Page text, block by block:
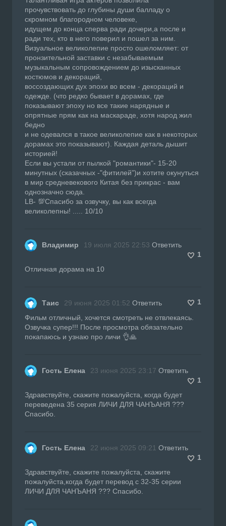
прочувствовать до глубины души балладу о
скромном благородном человеке,
идущем до конца сперва ради дочери,а после и
ради тех, кто в него поверил и пошел за ним.
Визуальное великолепие просто ошеломляет: от
пронзительной заставки с незабываемым
музыкальным сопровождением до изысканных
костюмов и декораций,
воссоздающих дух эпохи во всем - декораций и
одежде. (что редко бывает в дорамах, где
показывают эпоху но все такие нарядные и
опрятные прям как на маскараде, хотя народ жил
бедно
и не одевался в такое великолепие как в некоторых
дорамах это показывают). Каждая деталь дышит
историей!
Если вы устали от пылкой "романтики"- 15-20
минутных (сказачных -"фитилей")и хотите окунуться
в мир средневекового Китая без прикрас - вам
однозначно сюда.
LB- 💯Спасибо за озвучку, вы как всегда
великолепны! ..... 10/10
Владимир 19 июля 2025 22:53 Ответить
1
Отличная дорама на 10
Таис 29 июня 2025 01:52 Ответить
1
Фильм отличный, хочется смотреть не отвлекаясь.
Озвучка супер!!! После просмотра обязательно
покапаюсь и узнаю про личи 👌🙏
Гость Елена 23 июня 2025 23:17 Ответить
1
Здравствуйте, скажите пожалуйста, когда будет
переведена 35 серия ЛИЧИ ДЛЯ ЧАНЪАНЯ ???
Спасибо.
Гость Елена 22 июня 2025 09:21 Ответить
1
Здравствуйте, скажите пожалуйста, скажите
пожалуйста,когда будет перевод с 32-35 серии
ЛИЧИ ДЛЯ ЧАНЪАНЯ ??? Спасибо.